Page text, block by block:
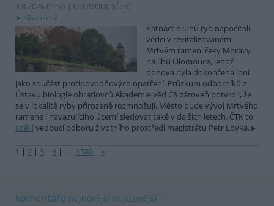
3.8.2026 01:56 | OLOMOUC (ČTK)
Diskuse: 2
Patnáct druhů ryb napočítali
vědci v revitalizovaném
Mrtvém rameni řeky Moravy
na jihu Olomouce, jehož
obnova byla dokončena loni
jako součást protipovodňových opatření. Průzkum odborníků z
Ústavu biologie obratlovců Akademie věd ČR zároveň potvrdil, že
se v lokalitě ryby přirozeně rozmnožují. Město bude vývoj Mrtvého
ramene i navazujícího území sledovat také v dalších letech. ČTK to
sdělil vedoucí odboru životního prostředí magistrátu Petr Loyka.
1 | 2 | 3 | 4 | .. | 1580 | »
komentáře nejnovější nejčtenější